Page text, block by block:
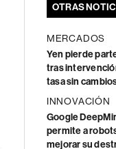
OTRAS
MERCADOS
Yen pierde
tras
tasa sin
INNOVACIÓN
Google
permite a
mejorar su